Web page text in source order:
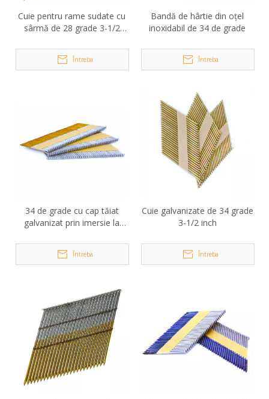
Cuie pentru rame sudate cu
sârmă de 28 grade 3-1/2
Întreba
Bandă de hârtie din oțel
inoxidabil de 34 de grade
Întreba
34 de grade cu cap tăiat
galvanizat prin imersie la
împachetare
Întreba
Cuie galvanizate de 34 grade
3-1/2 inch
Întreba